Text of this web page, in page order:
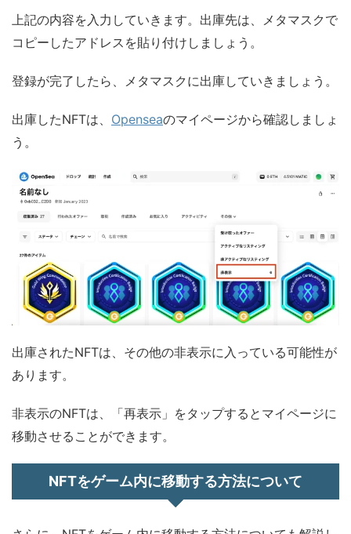
上記の内容を入力していきます。出庫先は、メタマスクで
コピーしたアドレスを貼り付けしましょう。
登録が完了したら、メタマスクに出庫していきましょう。
出庫したNFTは、 Openseaのマイページから確認しましょ
う。
出庫されたNFTは、その他の非表示に入っている可能性が
あります。
非表示のNFTは、「再表示」をタップするとマイページに
移動させることができます。
NFTをゲーム内に移動する方法について